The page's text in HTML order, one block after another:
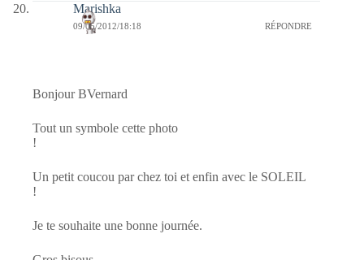
Marishka
09/05/2012/18:18 RÉPONDRE
Bonjour BVernard
Tout un symbole cette photo
!
Un petit coucou par chez toi et enfin avec le SOLEIL
!
Je te souhaite une bonne journée.